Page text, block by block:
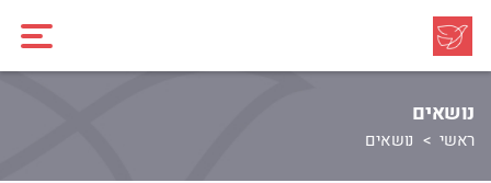
נושאים
ראשי נושאים